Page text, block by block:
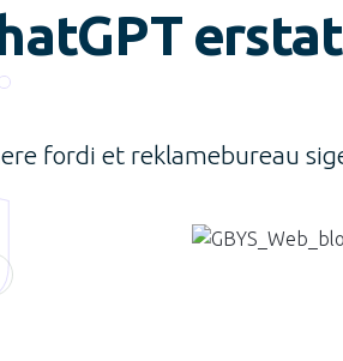
fordi et reklamebureau